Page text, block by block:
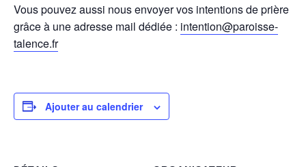
Vous pouvez aussi nous envoyer vos intentions de prière
grâce à une adresse mail dédiée : intention@paroisse-
talence.fr
Ajouter au calendrier